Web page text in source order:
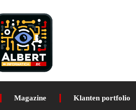
Magazine Klanten portfolio